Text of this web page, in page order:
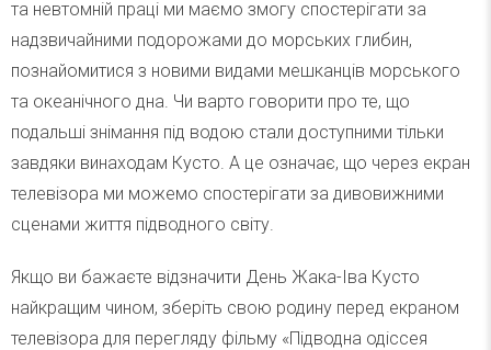
та невтомній праці ми маємо змогу спостерігати за
надзвичайними подорожами до морських глибин,
познайомитися з новими видами мешканців морського
та океанічного дна. Чи варто говорити про те, що
подальші знімання під водою стали доступними тільки
завдяки винаходам Кусто. А це означає, що через екран
телевізора ми можемо спостерігати за дивовижними
сценами життя підводного світу.
Якщо ви бажаєте відзначити День Жака-Іва Кусто
найкращим чином, зберіть свою родину перед екраном
телевізора для перегляду фільму «Підводна одіссея